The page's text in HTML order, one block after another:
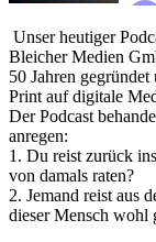
Unser heutiger
Bleicher Medien
50 Jahren
Print auf digitale
Der Podcast
anregen:
1. Du reist zurück
von damals raten?
2. Jemand reist aus
dieser Mensch wohl